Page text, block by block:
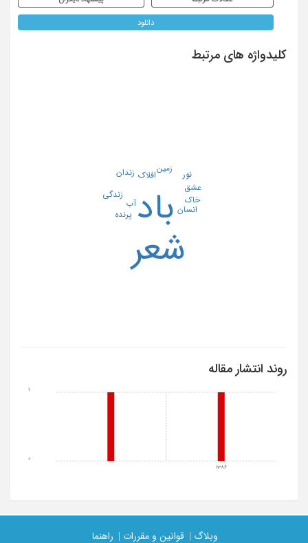
دانلود
کلیدواژه های مرتبط
باد
شعر
آب
افلاک
انسان
پرنده
خاک
زمین زندان
زندگی
عشق
نور
روند انتشار مقاله
1386
0
1
وبلاگ | قوانین و مقررات | راهنما